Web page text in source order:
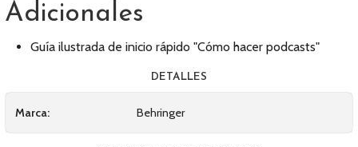
Adicionales
Guía ilustrada de inicio rápido "Cómo hacer podcasts"
DETALLES
Marca: Behringer